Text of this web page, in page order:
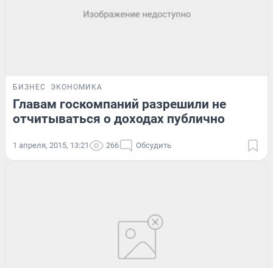
БИЗНЕС ЭКОНОМИКА
Главам госкомпаний разрешили не
отчитываться о доходах публично
1 апреля, 2015, 13:21 266 Обсудить